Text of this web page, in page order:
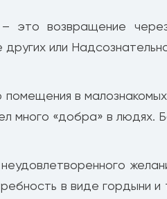
это возвращение через
или
помещения в
много «добра» в людях.
в виде гордыни